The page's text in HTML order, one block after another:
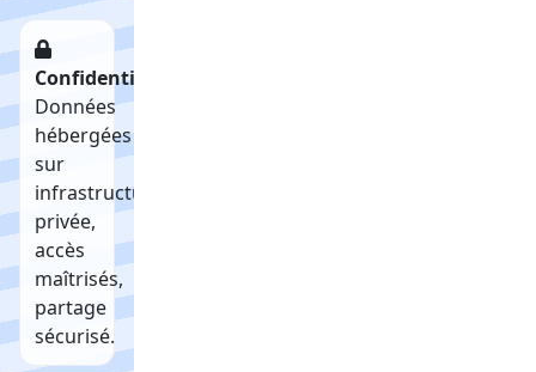
Confidentialité
Données
hébergées
sur
infrastructure
privée,
accès
maîtrisés,
partage
sécurisé.